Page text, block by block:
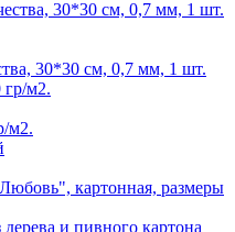
30*30 см, 0,7 мм, 1 шт.
м2.
картонная, размеры